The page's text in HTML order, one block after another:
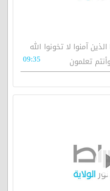
46 - يا أيها الذين آمنوا لا تخونوا الله
تعلمون
09:35